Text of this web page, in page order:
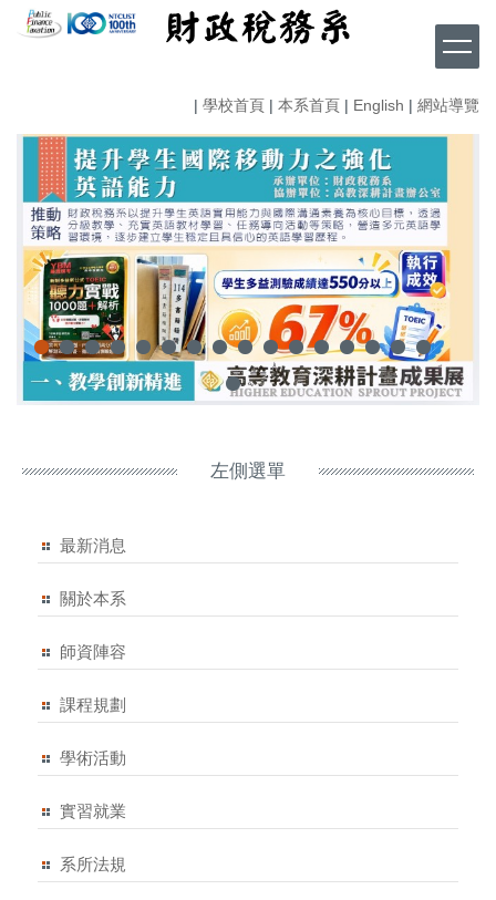
到
容
| 學校首頁 | 本系首頁 | English | 網站導覽
左側選單
最新消息
關於本系
師資陣容
課程規劃
學術活動
實習就業
系所法規